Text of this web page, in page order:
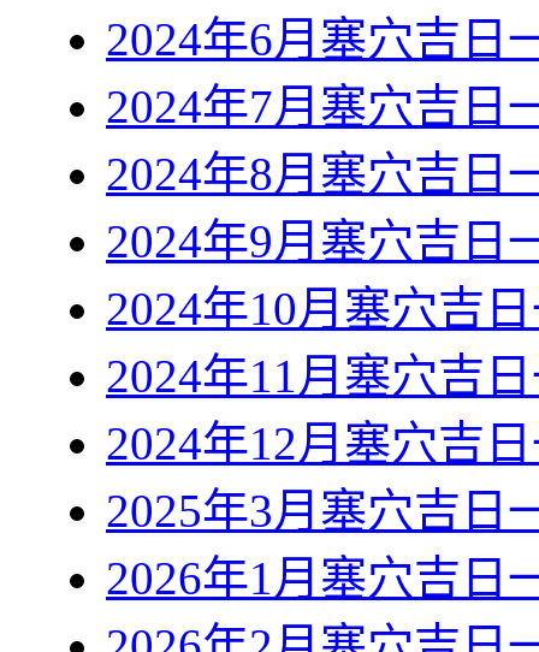
2024年6月塞穴吉日
2024年7月塞穴吉日
2024年8月塞穴吉日
2024年9月塞穴吉日
2024年10月塞穴吉
2024年11月塞穴吉
2024年12月塞穴吉
2025年3月塞穴吉日
2026年1月塞穴吉日